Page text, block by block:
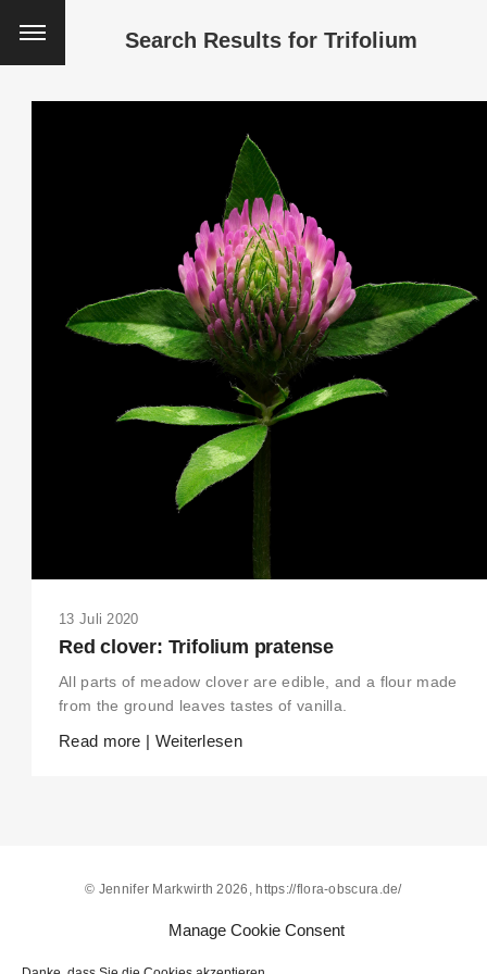
Manage Cookie Consent
THIS SEARCH BAR ONLY WORKS IN THE GERMAN VERSION OF THE
WEBSITE! NON-GERMAN SPEAKERS PLEASE USE THE SEARCH
Search Results for Trifolium
13 Juli 2020
Red clover: Trifolium pratense
All parts of meadow clover are edible, and a flour made
from the ground leaves tastes of vanilla.
Read more | Weiterlesen
© Jennifer Markwirth 2026, https://flora-obscura.de/
geschützt. Alle Rechte, einschließlich der Vervielfältigung,